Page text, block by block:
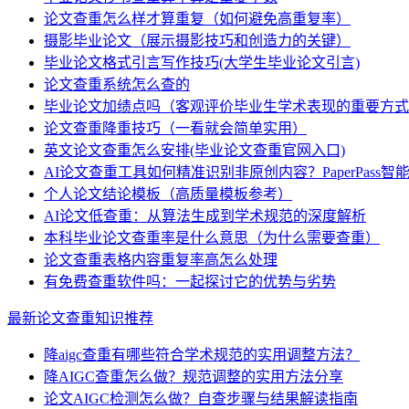
论文查重怎么样才算重复（如何避免高重复率）
摄影毕业论文（展示摄影技巧和创造力的关键）
毕业论文格式引言写作技巧(大学生毕业论文引言)
论文查重系统怎么查的
毕业论文加绩点吗（客观评价毕业生学术表现的重要方式
论文查重降重技巧（一看就会简单实用）
英文论文查重怎么安排(毕业论文查重官网入口)
AI论文查重工具如何精准识别非原创内容？PaperPass智
个人论文结论模板（高质量模板参考）
AI论文低查重：从算法生成到学术规范的深度解析
本科毕业论文查重率是什么意思（为什么需要查重）
论文查重表格内容重复率高怎么处理
有免费查重软件吗：一起探讨它的优势与劣势
最新论文查重知识推荐
降aigc查重有哪些符合学术规范的实用调整方法？
降AIGC查重怎么做？规范调整的实用方法分享
论文AIGC检测怎么做？自查步骤与结果解读指南